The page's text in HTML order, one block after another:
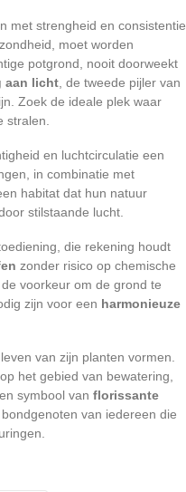
met strengheid en consistentie
moet worden
potgrond, nooit doorweekt
aan licht , de tweede pijler van
Zoek de ideale plek waar
stralen.
en luchtcirculatie een
in combinatie met
habitat dat hun natuur
stilstaande lucht.
die rekening houdt
zonder risico op chemische
voorkeur om de grond te
zijn voor een harmonieuze
van zijn planten vormen.
het gebied van bewatering,
symbool van florissante
van iedereen die